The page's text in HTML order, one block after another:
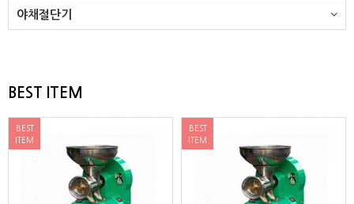
야채절단기
BEST ITEM
BEST
ITEM
BEST
ITEM